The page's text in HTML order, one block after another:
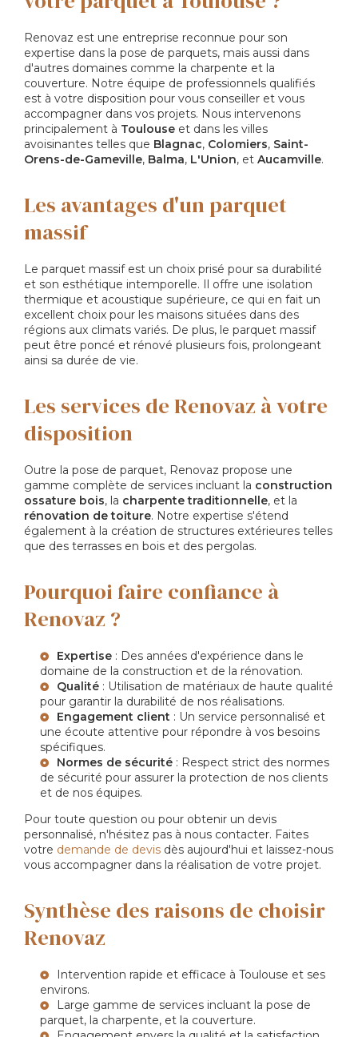
Renovaz est une entreprise reconnue pour son
expertise dans la pose de parquets, mais aussi dans
d'autres domaines comme la charpente et la
couverture. Notre équipe de professionnels qualifiés
est à votre disposition pour vous conseiller et vous
accompagner dans vos projets. Nous intervenons
principalement à Toulouse et dans les villes
avoisinantes telles que Blagnac, Colomiers, Saint-
Orens-de-Gameville, Balma, L'Union, et Aucamville.
Les avantages d'un parquet
massif
Le parquet massif est un choix prisé pour sa durabilité
et son esthétique intemporelle. Il offre une isolation
thermique et acoustique supérieure, ce qui en fait un
excellent choix pour les maisons situées dans des
régions aux climats variés. De plus, le parquet massif
peut être poncé et rénové plusieurs fois, prolongeant
ainsi sa durée de vie.
Les services de Renovaz à votre
disposition
Outre la pose de parquet, Renovaz propose une
gamme complète de services incluant la construction
ossature bois, la charpente traditionnelle, et la
rénovation de toiture. Notre expertise s'étend
également à la création de structures extérieures telles
que des terrasses en bois et des pergolas.
Pourquoi faire confiance à
Renovaz ?
Expertise : Des années d'expérience dans le
domaine de la construction et de la rénovation.
Qualité : Utilisation de matériaux de haute qualité
pour garantir la durabilité de nos réalisations.
Engagement client : Un service personnalisé et
une écoute attentive pour répondre à vos besoins
spécifiques.
Normes de sécurité : Respect strict des normes
de sécurité pour assurer la protection de nos clients
et de nos équipes.
Pour toute question ou pour obtenir un devis
personnalisé, n'hésitez pas à nous contacter. Faites
votre demande de devis dès aujourd'hui et laissez-nous
vous accompagner dans la réalisation de votre projet.
Synthèse des raisons de choisir
Renovaz
Intervention rapide et efficace à Toulouse et ses
environs.
Large gamme de services incluant la pose de
parquet, la charpente, et la couverture.